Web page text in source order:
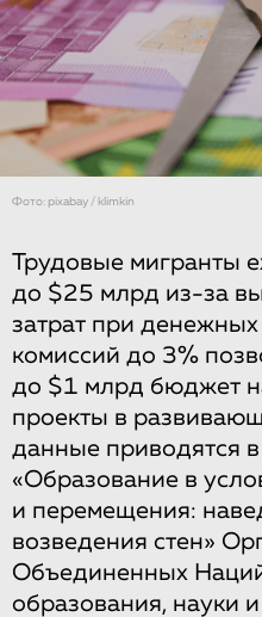
Фото: pixabay / klimkin
Трудовые мигранты
до $25 млрд из-за
затрат при
комиссий до 3%
до $1 млрд бюджет
проекты в
данные приводятся
«Образование в
и перемещения:
возведения стен»
Объединенных
образования, науки